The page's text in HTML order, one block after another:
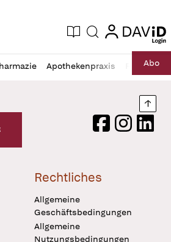
Zeitung
Aktuelle Ausgabe
Suche login
login
Apothekenpraxis RechtAbo
Verlag Logo
FacebookInstagram
Rechtliches
Allgemeine
Geschäftsbedingungen
Allgemeine
Nutzungsbedingungen